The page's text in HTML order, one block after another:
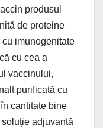
produsul
de proteine
imunogenitate
cu cea a
vaccinului,
purificată cu
cantitate bine
adjuvantă